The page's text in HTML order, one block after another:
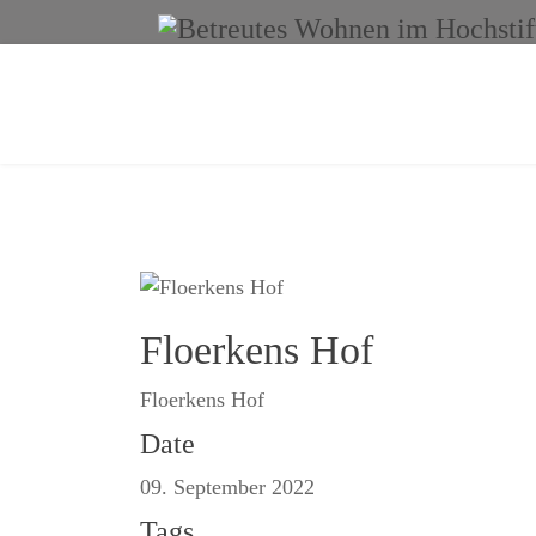
Floerkens Hof
Floerkens Hof
Date
09. September 2022